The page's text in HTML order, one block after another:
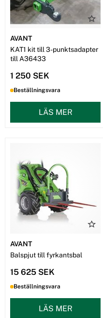
AVANT
KAT1 kit till 3-punktsadapter
till A36433
1 250 SEK
Beställningsvara
LÄS MER
AVANT
Balspjut till fyrkantsbal
15 625 SEK
Beställningsvara
LÄS MER